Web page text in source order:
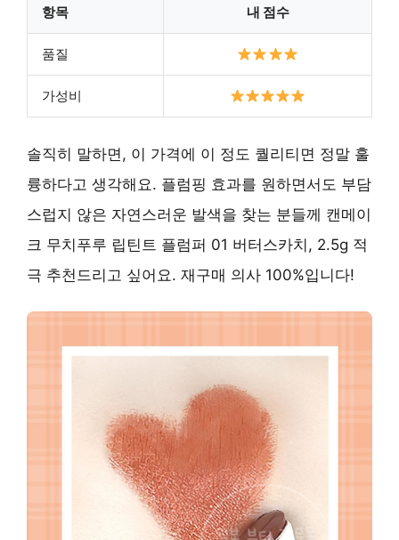
항목 내 점수
품질
가성비
솔직히 말하면, 이 가격에 이 정도 퀄리티면 정말 훌
륭하다고 생각해요. 플럼핑 효과를 원하면서도 부담
스럽지 않은 자연스러운 발색을 찾는 분들께 캔메이
크 무치푸루 립틴트 플럼퍼 01 버터스카치, 2.5g 적
극 추천드리고 싶어요. 재구매 의사 100%입니다!